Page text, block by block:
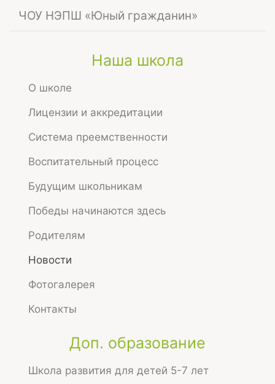
content
Навигация
ЧОУ НЭПШ «Юный гражданин»
Наша школа
О школе
Лицензии и аккредитации
Система преемственности
Воспитательный процесс
Будущим школьникам
Победы начинаются здесь
Родителям
Новости
Фотогалерея
Контакты
Доп. образование
Школа развития для детей 5-7 лет
Новости
Урок безопасности 2022-2023
Урок безопасности
2022-2023
Опубликовано
Просмотров
В начале учебного 2022-2023 года во всех
действиям в условиях различного рода ЧС, в
людей, в рамках адаптации после летних
каникул.